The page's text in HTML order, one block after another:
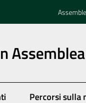
Assemblea
Percorsi sulla